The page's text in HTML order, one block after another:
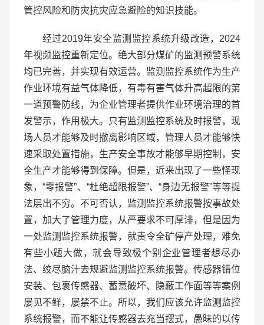
管控风险和防灾抗灾应急避险的知识技能。
经过2019年安全监测监控系统升级改造，2024
年视频监控重新定位。绝大部分煤矿的监测预警系统
均已完善，并实现有效运营。监测监控系统作为生产
作业环境有益气体降低，有毒有害气体升高超限的第
一道预警防线，为企业管理者提供作业环境治理的首
发警示，作用极大。只有监测监控系统及时报警，现
场人员才能够及时撤离影响区域，管理人员才能够快
速采取处置措施，生产安全事故才能够早期控制，安
全生产才能够得到保障。但是，近来出现了一些怪现
象，“零报警”、“杜绝超限报警”、“身边无报警”等等提
法层出不穷。不可否认，监测监控系统报警按事故处
置，加大了管理力度，从严要求不可厚诽，但是因为
一处监测监控系统报警，就责令全矿停产处理，难免
有些小题大做，就会导致极个别企业管理者想尽办
法、绞尽脑汁去规避监测监控系统报警。传感器错位
安装、包裹传感器、蓄意破坏、隐蔽工作面等等案例
屡见不鲜，屡禁不止。所以，我们应该允许监测监控
系统报警，而不能让传感器去充当摆式，愚昧的以传